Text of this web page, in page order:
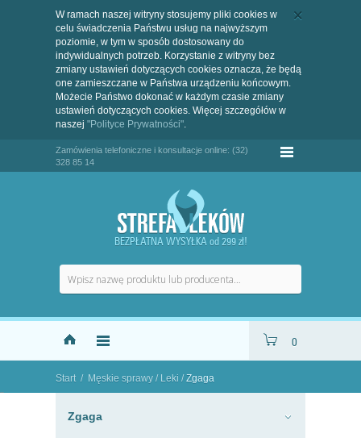
W ramach naszej witryny stosujemy pliki cookies w
celu świadczenia Państwu usług na najwyższym
poziomie, w tym w sposób dostosowany do
indywidualnych potrzeb. Korzystanie z witryny bez
zmiany ustawień dotyczących cookies oznacza, że będą
one zamieszczane w Państwa urządzeniu końcowym.
Możecie Państwo dokonać w każdym czasie zmiany
ustawień dotyczących cookies. Więcej szczegółów w
naszej "Polityce Prywatności".
Zamówienia telefoniczne i konsultacje online: (32)
328 85 14
BEZPŁATNA WYSYŁKA od 299 zł!
0
Start / Męskie sprawy / Leki / Zgaga
"
Zgaga